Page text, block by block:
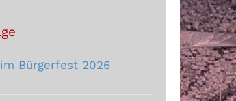
Bürgerfest 2026